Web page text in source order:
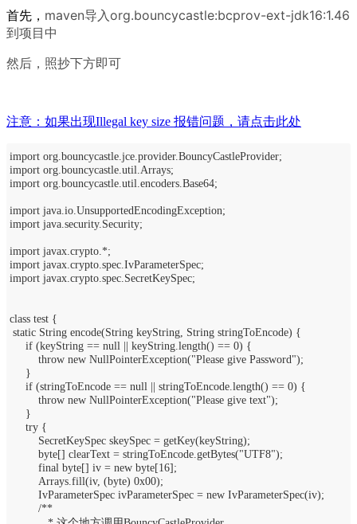
首先， maven导入org.bouncycastle:bcprov-ext-jdk16:1.46
到项目中
然后，照抄下方即可
注意：如果出现Illegal key size 报错问题，请点击此处
import org.bouncycastle.jce.provider.BouncyCastleProvider;
import org.bouncycastle.util.Arrays;
import org.bouncycastle.util.encoders.Base64;
import java.io.UnsupportedEncodingException;
import java.security.Security;
import javax.crypto.*;
import javax.crypto.spec.IvParameterSpec;
import javax.crypto.spec.SecretKeySpec;
class test {
static String encode(String keyString, String stringToEncode) {
if (keyString == null || keyString.length() == 0) {
throw new NullPointerException("Please give Password");
}
if (stringToEncode == null || stringToEncode.length() == 0) {
throw new NullPointerException("Please give text");
}
try {
SecretKeySpec skeySpec = getKey(keyString);
byte[] clearText = stringToEncode.getBytes("UTF8");
final byte[] iv = new byte[16];
Arrays.fill(iv, (byte) 0x00);
IvParameterSpec ivParameterSpec = new IvParameterSpec(iv);
/**